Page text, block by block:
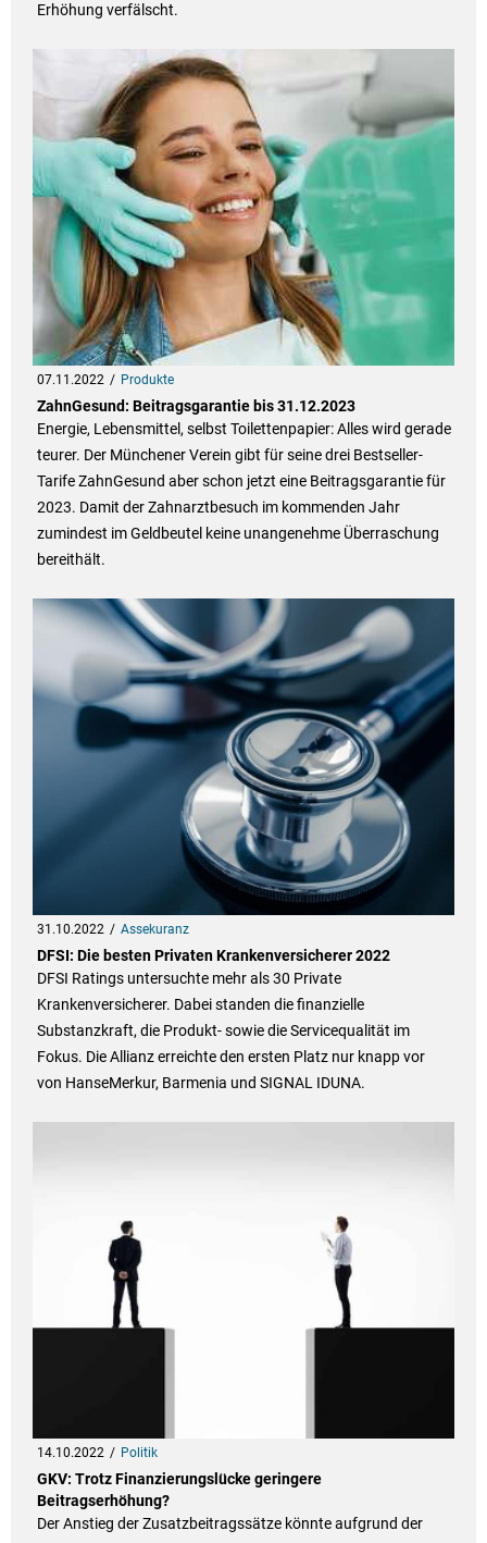
Erhöhung verfälscht.
07.11.2022 Produkte
ZahnGesund: Beitragsgarantie bis 31.12.2023
Energie, Lebensmittel, selbst Toilettenpapier: Alles wird gerade
teurer. Der Münchener Verein gibt für seine drei Bestseller-
Tarife ZahnGesund aber schon jetzt eine Beitragsgarantie für
2023. Damit der Zahnarztbesuch im kommenden Jahr
zumindest im Geldbeutel keine unangenehme Überraschung
bereithält.
31.10.2022 Assekuranz
DFSI: Die besten Privaten Krankenversicherer 2022
DFSI Ratings untersuchte mehr als 30 Private
Krankenversicherer. Dabei standen die finanzielle
Substanzkraft, die Produkt- sowie die Servicequalität im
Fokus. Die Allianz erreichte den ersten Platz nur knapp vor
von HanseMerkur, Barmenia und SIGNAL IDUNA.
14.10.2022 Politik
GKV: Trotz Finanzierungslücke geringere
Beitragserhöhung?
Der Anstieg der Zusatzbeitragssätze könnte aufgrund der